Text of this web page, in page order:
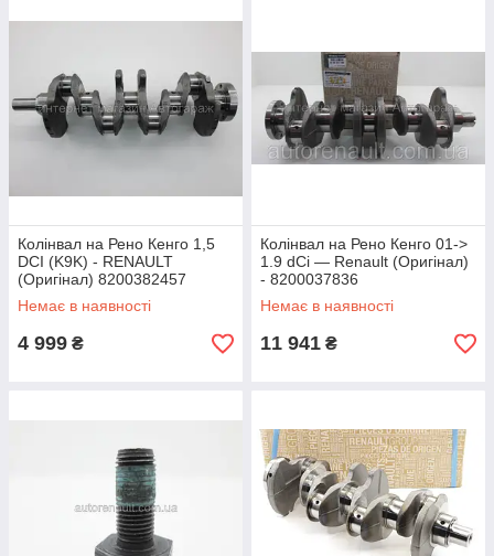
Колінвал на Рено Кенго 1,5
DCI (K9K) - RENAULT
(Оригінал) 8200382457
Немає в наявності
4 999 ₴
Колінвал на Рено Кенго 01->
1.9 dCi — Renault (Оригінал)
- 8200037836
Немає в наявності
11 941 ₴